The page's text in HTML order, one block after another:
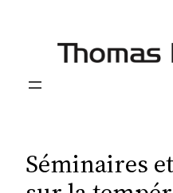
Séminaires